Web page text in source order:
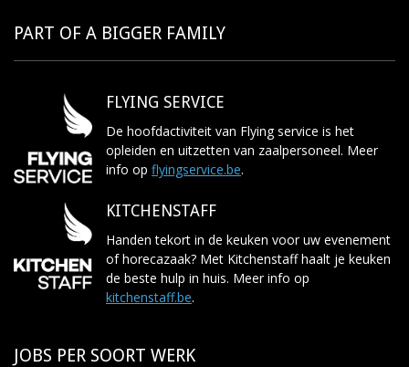
PART OF A BIGGER FAMILY
FLYING SERVICE
De hoofdactiviteit van Flying service is het
opleiden en uitzetten van zaalpersoneel. Meer
info op flyingservice.be.
KITCHENSTAFF
Handen tekort in de keuken voor uw evenement
of horecazaak? Met Kitchenstaff haalt je keuken
de beste hulp in huis. Meer info op
kitchenstaff.be.
JOBS PER SOORT WERK